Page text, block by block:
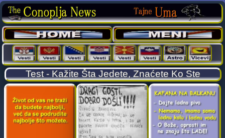
Test - Kažite Šta Jedete, Znaćete Ko Ste